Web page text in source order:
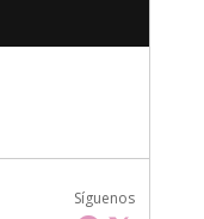
Síguenos